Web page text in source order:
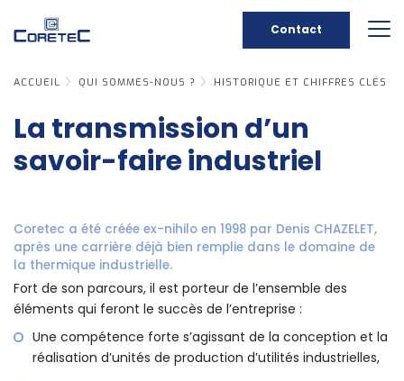
Contact
ACCUEIL QUI SOMMES-NOUS ? HISTORIQUE ET CHIFFRES CLÉS
La transmission d’un
savoir-faire industriel
Coretec a été créée ex-nihilo en 1998 par Denis CHAZELET,
après une carrière déjà bien remplie dans le domaine de
la thermique industrielle.
Fort de son parcours, il est porteur de l’ensemble des
éléments qui feront le succès de l’entreprise :
Une compétence forte s’agissant de la conception et la
réalisation d’unités de production d’utilités industrielles,